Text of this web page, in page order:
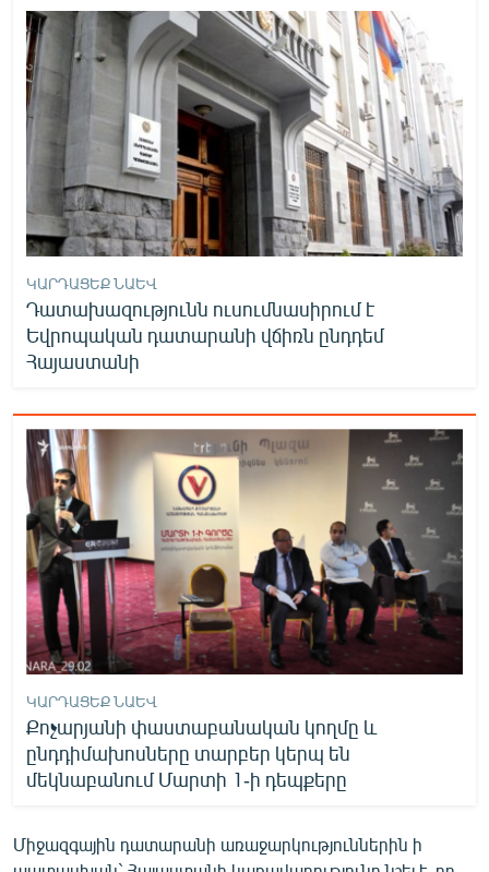
ԿԱՐԴԱՑԵՔ ՆԱԵՎ
Դատախազությունն ուսումնասիրում է
Եվրոպական դատարանի վճիռն ընդդեմ
Հայաստանի
ԿԱՐԴԱՑԵՔ ՆԱԵՎ
Քոչարյանի փաստաբանական կողմը և
ընդդիմախոսները տարբեր կերպ են
մեկնաբանում Մարտի 1-ի դեպքերը
Միջազգային դատարանի առաջարկություններին ի